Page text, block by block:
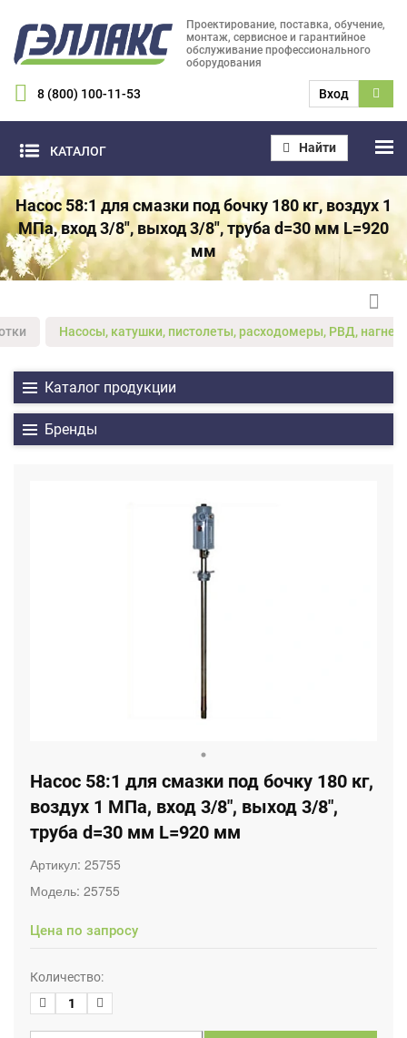
Проектирование, поставка, обучение,
монтаж, сервисное и гарантийное
обслуживание профессионального
оборудования
8 (800) 100-11-53 Вход
КАТАЛОГ Найти
Насос 58:1 для смазки под бочку 180 кг, воздух 1
МПа, вход 3/8", выход 3/8", труба d=30 мм L=920
мм
Насосы, катушки, пистолеты, расходомеры, РВД,
Каталог продукции
Бренды
Насос 58:1 для смазки под бочку 180 кг,
воздух 1 МПа, вход 3/8", выход 3/8",
труба d=30 мм L=920 мм
Артикул: 25755
Модель: 25755
Цена по запросу
Количество: